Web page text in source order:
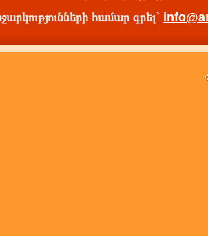
համար գրել`